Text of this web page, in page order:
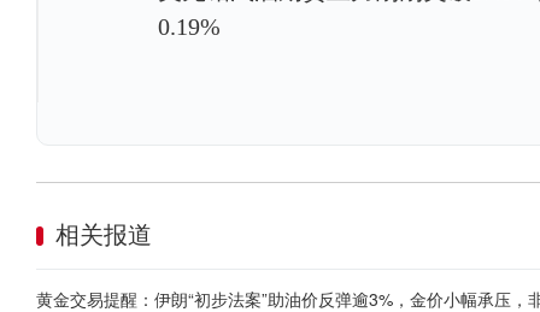
0.19%
相关报道
黄金交易提醒：伊朗“初步法案”助油价反弹逾3%，金价小幅承压，